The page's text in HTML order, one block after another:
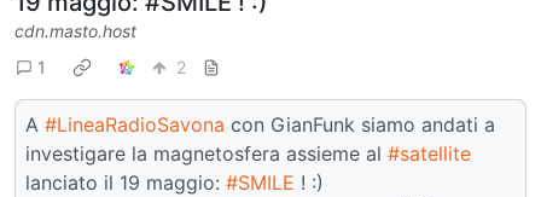
cdn.masto.host
1
2
A #LineaRadioSavona con GianFunk siamo andati a
investigare la magnetosfera assieme al #satellite
lanciato il 19 maggio: #SMILE ! :)